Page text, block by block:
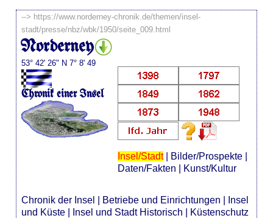
--> https://www.norderney-chronik.de/themen/insel-
stadt/presse/nbz/wbk/1950/seite_009.html
Norderney
53° 42' 26" N 7° 8' 49
Chronik einer Insel
Insel/Stadt| Bilder/Prospekte|
Daten/Fakten
Kunst/Kultur
Chronik der Insel Betriebe und Einrichtungen
Insel
und Küste
Insel und Stadt Historisch
Küstenschutz